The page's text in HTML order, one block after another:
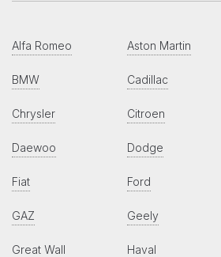
Alfa Romeo Aston Martin
BMW Cadillac
Chrysler Citroen
Daewoo Dodge
Fiat Ford
GAZ Geely
Great Wall Haval